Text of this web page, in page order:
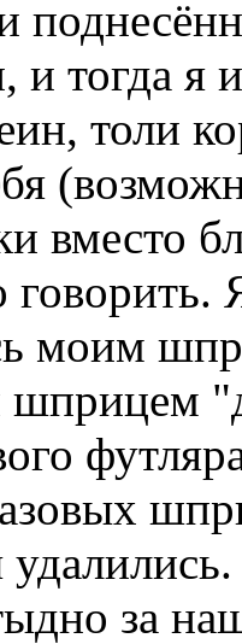
и тогда я
толи
вместо
моим
шприцем
за